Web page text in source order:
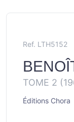
Ref. LTH5152
TOME 2
Éditions Chora